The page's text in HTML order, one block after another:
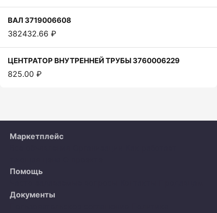
ВАЛ 3719006608
382432.66 ₽
ЦЕНТРАТОР ВНУТРЕННЕЙ ТРУБЫ 3760006229
825.00 ₽
Маркетплейс
Помощь
Документы